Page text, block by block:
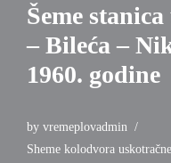
Šeme
– Bileća –
1960. godine
by vremeplovadmin
Sheme kolodvora